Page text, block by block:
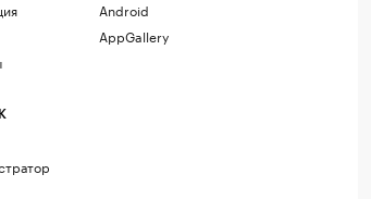
Android
AppGallery